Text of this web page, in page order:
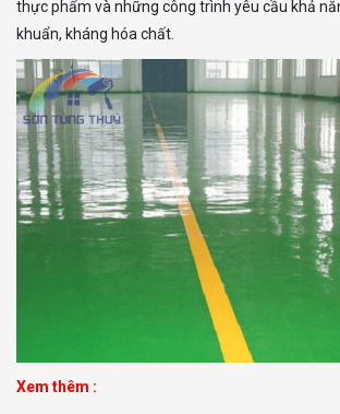
thực phẩm và những công trình yêu cầu khả
khuẩn, kháng hóa chất.
Xem thêm :